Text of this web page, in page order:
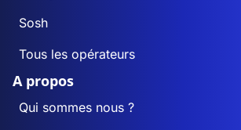
Sosh
Tous les opérateurs
A propos
Qui sommes nous ?